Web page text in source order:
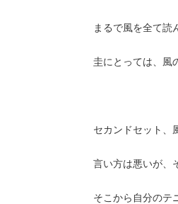
まるで風を全て読
圭にとっては、風
セカンドセット、
言い方は悪いが、
そこから自分のテ